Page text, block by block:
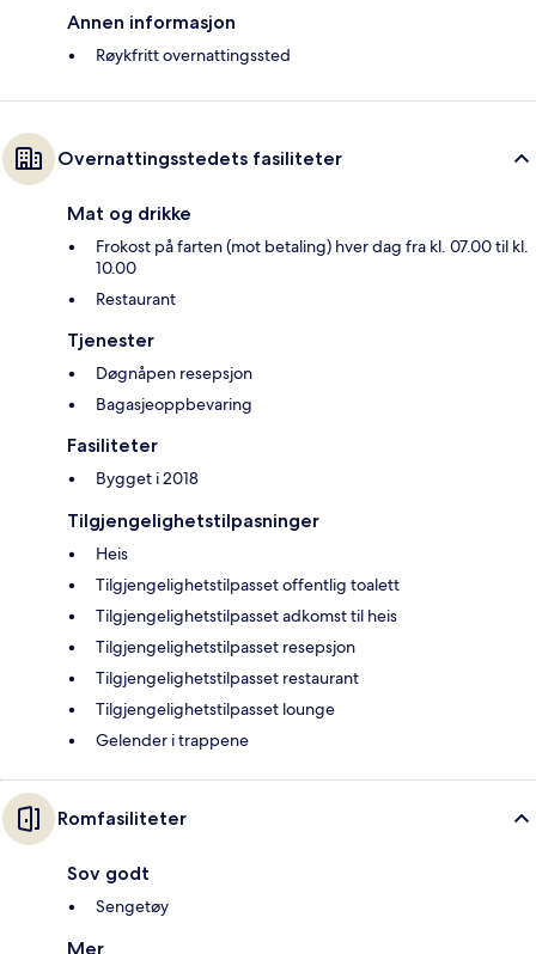
Annen informasjon
Røykfritt overnattingssted
Overnattingsstedets fasiliteter
Mat og drikke
Frokost på farten (mot betaling) hver dag fra kl. 07.00 til kl.
10.00
Restaurant
Tjenester
Døgnåpen resepsjon
Bagasjeoppbevaring
Fasiliteter
Bygget i 2018
Tilgjengelighetstilpasninger
Heis
Tilgjengelighetstilpasset offentlig toalett
Tilgjengelighetstilpasset adkomst til heis
Tilgjengelighetstilpasset resepsjon
Tilgjengelighetstilpasset restaurant
Tilgjengelighetstilpasset lounge
Gelender i trappene
Romfasiliteter
Sov godt
Sengetøy
Mer